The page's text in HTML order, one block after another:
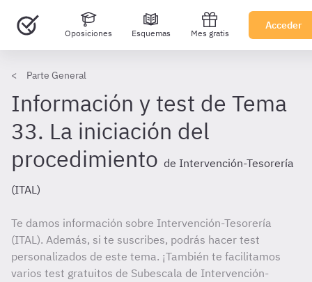
Oposiciones Esquemas Mes gratis
Acceder
Parte General
Información y test de Tema
33. La iniciación del
procedimiento de Intervención-Tesorería
(ITAL)
Te damos información sobre Intervención-Tesorería
(ITAL). Además, si te suscribes, podrás hacer test
personalizados de este tema. ¡También te facilitamos
varios test gratuitos de Subescala de Intervención-